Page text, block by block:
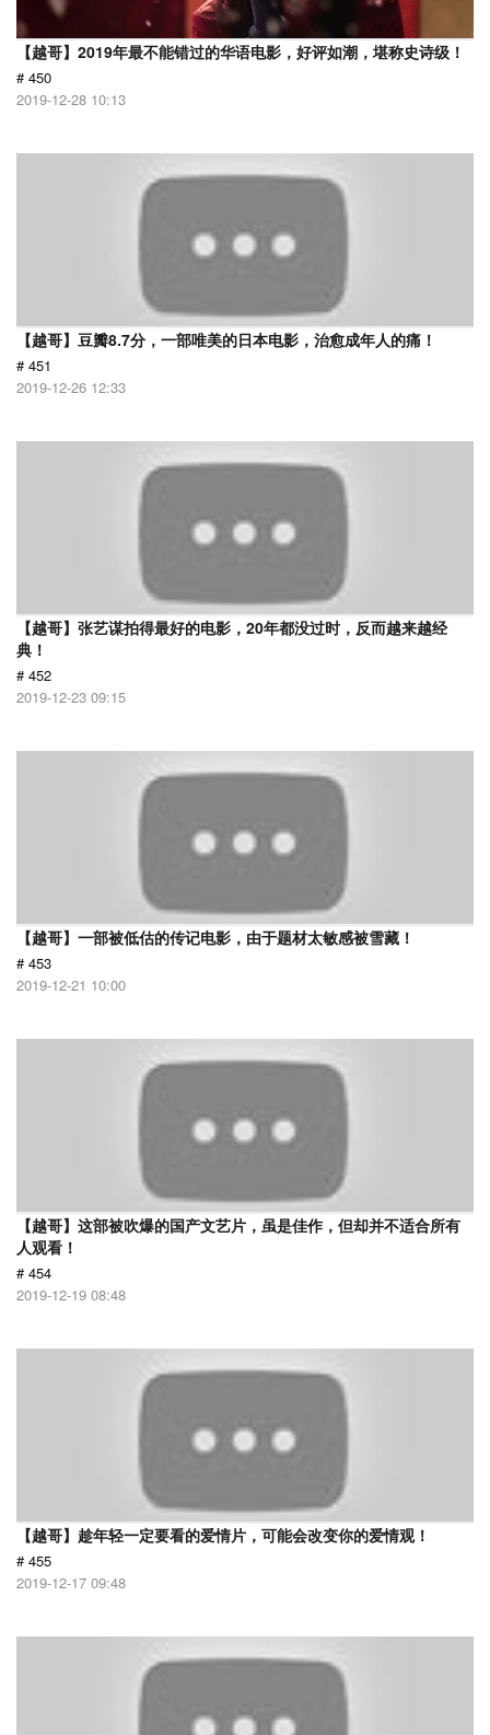
【越哥】2019年最不能错过的华语电影，好评如潮，堪称史诗级！
# 450
2019-12-28 10:13
【越哥】豆瓣8.7分，一部唯美的日本电影，治愈成年人的痛！
# 451
2019-12-26 12:33
【越哥】张艺谋拍得最好的电影，20年都没过时，反而越来越经
典！
# 452
2019-12-23 09:15
【越哥】一部被低估的传记电影，由于题材太敏感被雪藏！
# 453
2019-12-21 10:00
【越哥】这部被吹爆的国产文艺片，虽是佳作，但却并不适合所有
人观看！
# 454
2019-12-19 08:48
【越哥】趁年轻一定要看的爱情片，可能会改变你的爱情观！
# 455
2019-12-17 09:48